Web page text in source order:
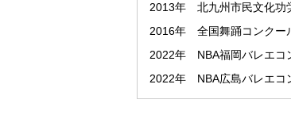
2013年 北九州市民文化功
2016年 全国舞踊コンクー
2022年 NBA福岡バレエコ
2022年 NBA広島バレエコ